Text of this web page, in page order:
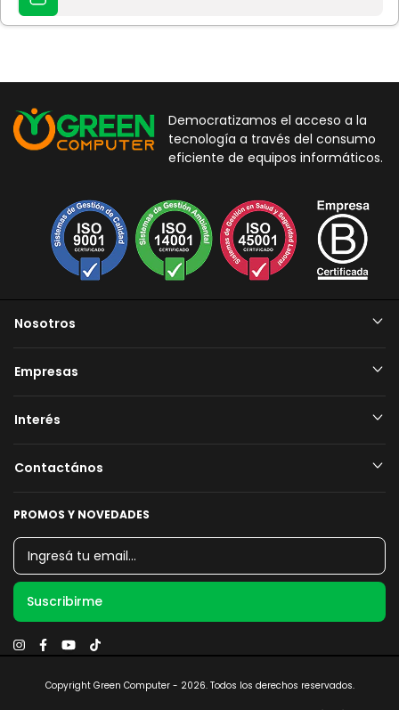
CARRITO
Democratizamos el acceso a la
tecnología a través del consumo
eficiente de equipos informáticos.
Nosotros
Empresas
Interés
Contactános
PROMOS Y NOVEDADES
Copyright Green Computer - 2026. Todos los derechos reservados.